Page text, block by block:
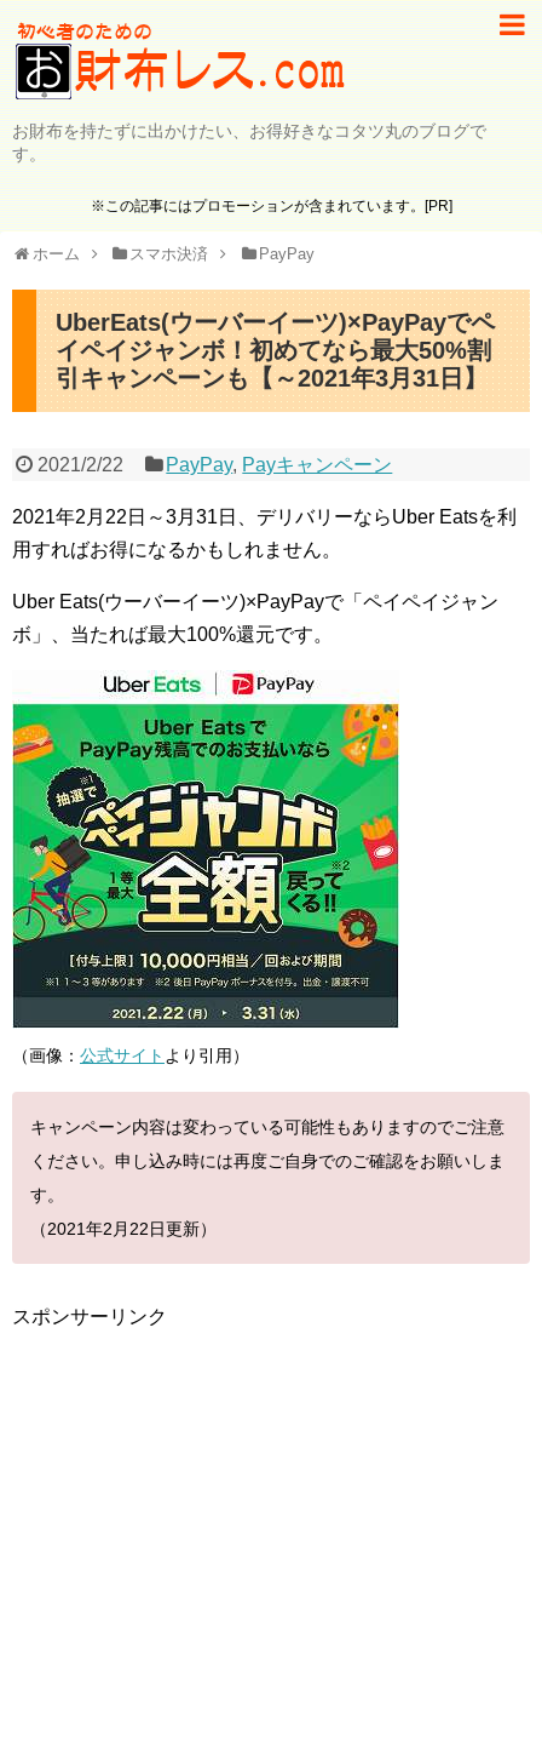
お財布を持たずに出かけたい、お得好きなコタツ丸のブログで
す。
※この記事にはプロモーションが含まれています。[PR]
ホーム スマホ決済 PayPay
UberEats(ウーバーイーツ)×PayPayでペ
イペイジャンボ！初めてなら最大50%割
引キャンペーンも【～2021年3月31日】
2021/2/22 PayPay, Payキャンペーン
2021年2月22日～3月31日、デリバリーならUber Eatsを利
用すればお得になるかもしれません。
Uber Eats(ウーバーイーツ)×PayPayで「ペイペイジャン
ボ」、当たれば最大100%還元です。
（画像： 公式サイト より引用）
キャンペーン内容は変わっている可能性もありますのでご注意
ください。申し込み時には再度ご自身でのご確認をお願いしま
す。
（2021年2月22日更新）
スポンサーリンク